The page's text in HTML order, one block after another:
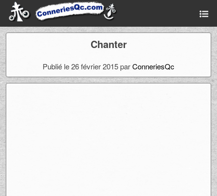
Chanter
Publié le 26 février 2015 parConneriesQc